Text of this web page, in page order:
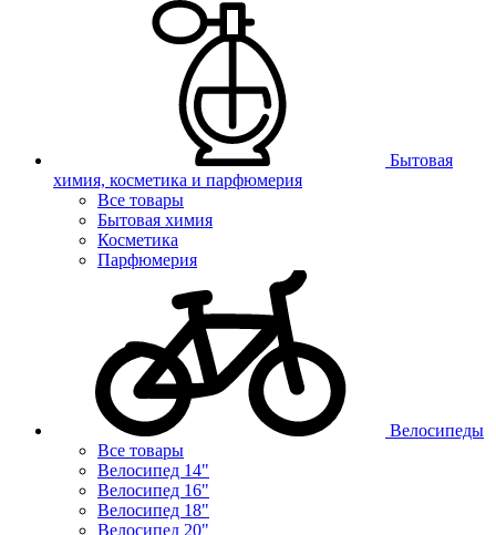
Бытовая
химия, косметика и парфюмерия
Все товары
Бытовая химия
Косметика
Парфюмерия
Велосипеды
Все товары
Велосипед 14"
Велосипед 16"
Велосипед 18"
Велосипед 20"